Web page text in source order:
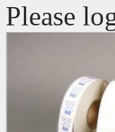
Please